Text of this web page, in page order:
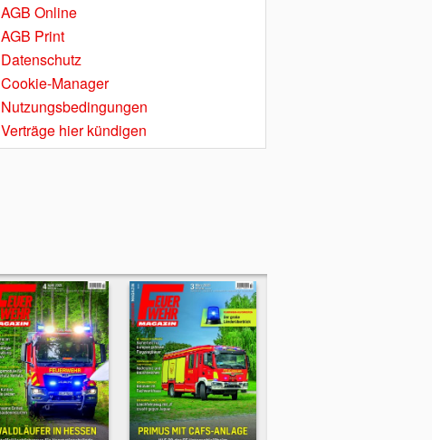
AGB Online
AGB Print
Datenschutz
Cookie-Manager
Nutzungsbedingungen
Verträge hier kündigen